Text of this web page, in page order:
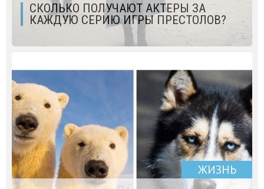
СКОЛЬКО ПОЛУЧАЮТ АКТЕРЫ ЗА
КАЖДУЮ СЕРИЮ ИГРЫ ПРЕСТОЛОВ?
ЖИЗНЬ